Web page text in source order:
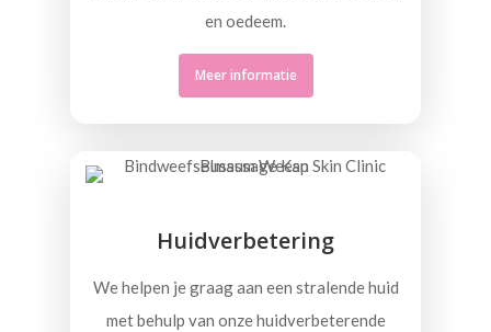
en oedeem.
Meer informatie
Huidverbetering
We helpen je graag aan een stralende huid
met behulp van onze huidverbeterende